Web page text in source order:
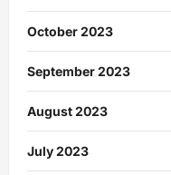
October 2023
September 2023
August 2023
July 2023